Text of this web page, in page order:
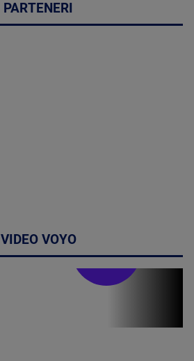
PARTENERI
VIDEO VOYO